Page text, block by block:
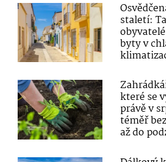
staletí:
byty v
které se
právě v
téměř
až do